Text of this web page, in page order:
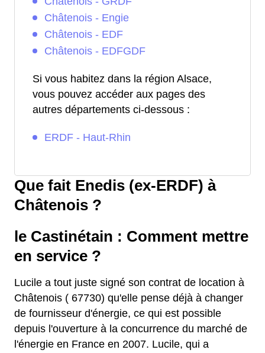
Châtenois - Engie
Châtenois - EDF
Châtenois - EDFGDF
Si vous habitez dans la région Alsace,
vous pouvez accéder aux pages des
autres départements ci-dessous :
ERDF - Haut-Rhin
Que fait Enedis (ex-ERDF) à
Châtenois ?
le Castinétain : Comment mettre
en service ?
Lucile a tout juste signé son contrat de location à
Châtenois ( 67730) qu'elle pense déjà à changer
de fournisseur d'énergie, ce qui est possible
depuis l'ouverture à la concurrence du marché de
l'énergie en France en 2007. Lucile, qui a